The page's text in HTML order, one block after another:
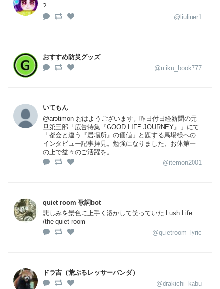
?
@liuliuer1
おすすめ防災グッズ
@miku_book777
いてもん
@arotimon おはようございます。昨日付日経新聞の元
旦第三部「広告特集『GOOD LIFE JOURNEY』」にて
「都会と違う『居場所』の価値」と題する馬場様への
インタビュー記事拝見。勉強になりました。お体第一
の上で益々のご活躍を。
@itemon2001
quiet room 歌詞bot
悲しみを景色に上手く溶かして笑っていた Lush Life
/the quiet room
@quietroom_lyric
ドラ吉（荒ぶるレッサーパンダ）
@drakichi_kabu